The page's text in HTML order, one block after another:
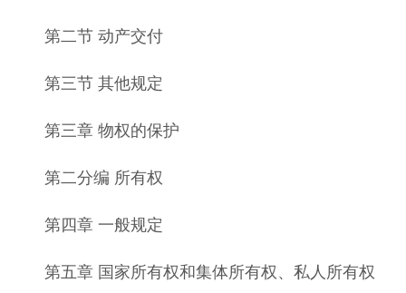
第二节 动产交付
第三节 其他规定
第三章 物权的保护
第二分编 所有权
第四章 一般规定
第五章 国家所有权和集体所有权、私人所有权